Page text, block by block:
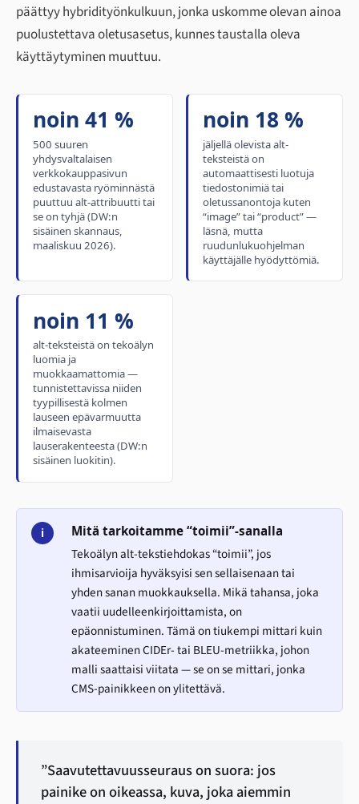
päättyy hybridityönkulkuun, jonka uskomme olevan ainoa
puolustettava oletusasetus, kunnes taustalla oleva
käyttäytyminen muuttuu.
noin 41 %
500 suuren
yhdysvaltalaisen
verkkokauppasivun
edustavasta ryöminnästä
puuttuu alt-attribuutti tai
se on tyhjä (DW:n
sisäinen skannaus,
maaliskuu 2026).
noin 18 %
jäljellä olevista alt-
teksteistä on
automaattisesti luotuja
tiedostonimiä tai
oletussanontoja kuten
“image” tai “product” —
läsnä, mutta
ruudunlukuohjelman
käyttäjälle hyödyttömiä.
noin 11 %
alt-teksteistä on tekoälyn
luomia ja
muokkaamattomia —
tunnistettavissa niiden
tyypillisestä kolmen
lauseen epävarmuutta
ilmaisevasta
lauserakenteesta (DW:n
sisäinen luokitin).
i Mitä tarkoitamme “toimii”-sanalla
Tekoälyn alt-tekstiehdokas “toimii”, jos
ihmisarvioija hyväksyisi sen sellaisenaan tai
yhden sanan muokkauksella. Mikä tahansa, joka
vaatii uudelleenkirjoittamista, on
epäonnistuminen. Tämä on tiukempi mittari kuin
akateeminen CIDEr- tai BLEU-metriikka, johon
malli saattaisi viitata — se on se mittari, jonka
CMS-painikkeen on ylitettävä.
”Saavutettavuusseuraus on suora: jos
painike on oikeassa, kuva, joka aiemmin